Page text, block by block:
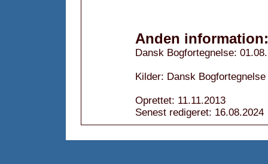
Anden information:
Dansk Bogfortegnelse:
Kilder: Dansk Bogfortegnelse
Oprettet: 11.11.2013
Senest redigeret: 16.08.2024